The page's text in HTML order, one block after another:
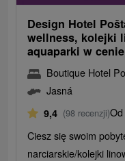
Design Hotel
wellness, kolejki
aquaparki w cenie
Boutique Hotel
Jasná
9,4 (98 recenzji)
Ciesz się swoim
narciarskie/kolejki